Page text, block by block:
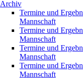
Archiv
Termine und
Mannschaft
Termine und
Mannschaft
Termine und
Mannschaft
Termine und
Mannschaft